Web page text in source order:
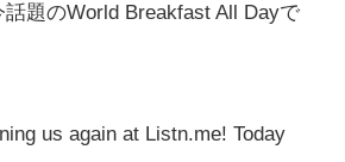
題のWorld Breakfast All Dayで
us again at Listn.me! Today